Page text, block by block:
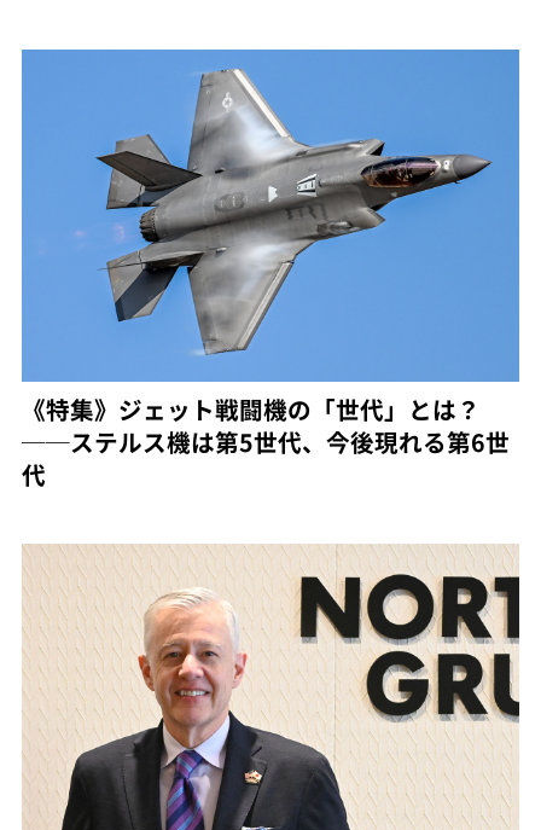
《特集》ジェット戦闘機の「世代」とは？
──ステルス機は第5世代、今後現れる第6世
代